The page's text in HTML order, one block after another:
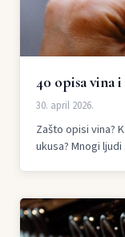
40 opisa vina i
30. april 2026.
Zašto opisi vina?
ukusa? Mnogi